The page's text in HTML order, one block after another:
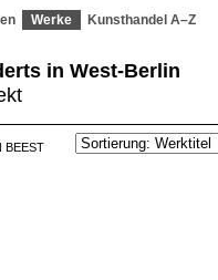
Werke Kunsthandel A–Z
in West-Berlin
BEEST